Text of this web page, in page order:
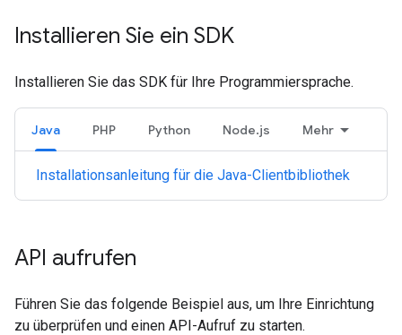
Installieren Sie ein SDK
Installieren Sie das SDK für Ihre Programmiersprache.
Java PHP Python Node.js Mehr
Installationsanleitung für die Java-Clientbibliothek
API aufrufen
Führen Sie das folgende Beispiel aus, um Ihre Einrichtung
zu überprüfen und einen API-Aufruf zu starten.